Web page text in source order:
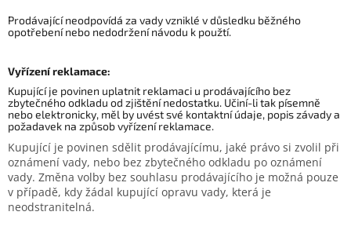
Prodávající neodpovídá za vady vzniklé v důsledku běžného
opotřebení nebo nedodržení návodu k použtí.
Vyřízení reklamace:
Kupující je povinen uplatnit reklamaci u prodávajícího bez
zbytečného odkladu od zjištění nedostatku. Učiní-li tak písemně
nebo elektronicky, měl by uvést své kontaktní údaje, popis závady a
požadavek na způsob vyřízení reklamace.
Kupující je povinen sdělit prodávajícímu, jaké právo si zvolil při
oznámení vady, nebo bez zbytečného odkladu po oznámení
vady. Změna volby bez souhlasu prodávajícího je možná pouze
v případě, kdy žádal kupující opravu vady, která je
neodstranitelná.